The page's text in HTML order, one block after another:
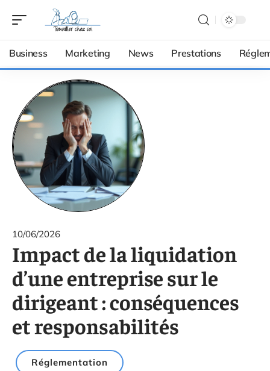
Business Marketing News Prestations
10/06/2026
Impact de la liquidation
d’une entreprise sur le
dirigeant : conséquences
et responsabilités
Réglementation